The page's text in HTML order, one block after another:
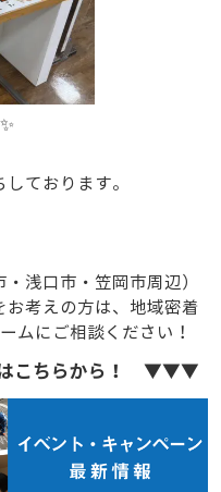
ております。
浅口市・笠岡市周辺）
考えの方は、地域密着
ムにご相談ください！
こちらから！ ▼▼▼